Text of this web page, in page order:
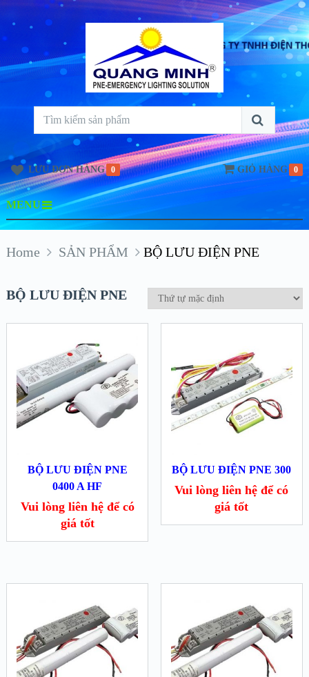
LƯU ĐƠN HÀNG 0 GIỎ HÀNG 0
MENU
Home SẢN PHẨM BỘ LƯU ĐIỆN PNE
BỘ LƯU ĐIỆN PNE
BỘ LƯU ĐIỆN PNE
0400 A HF
Vui lòng liên hệ để có
giá tốt
BỘ LƯU ĐIỆN PNE 300
Vui lòng liên hệ để có
giá tốt